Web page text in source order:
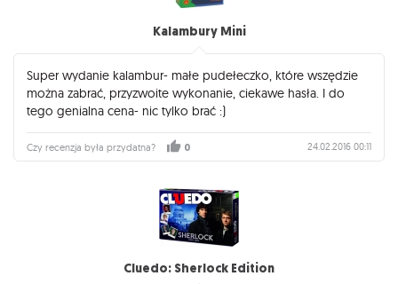
Kalambury Mini
Super wydanie kalambur- małe pudełeczko, które wszędzie
można zabrać, przyzwoite wykonanie, ciekawe hasła. I do
tego genialna cena- nic tylko brać :)
Czy recenzja była przydatna? 0 24.02.2016 00:11
Cluedo: Sherlock Edition